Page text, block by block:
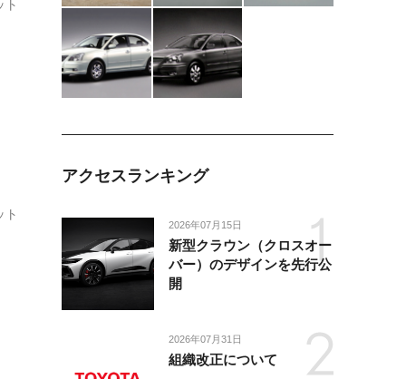
ト
ト
アクセスランキング
2026年07月15日
新型クラウン（クロスオー
バー）のデザインを先行公
開
2026年07月31日
組織改正について